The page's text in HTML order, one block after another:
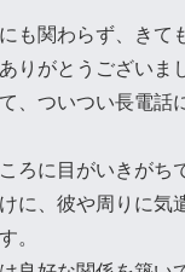
も関わらず、きて
りがとうございま
、ついつい長電話
ろに目がいきがち
に、彼や周りに気
。